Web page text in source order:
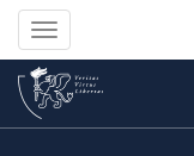
Toggle
navigation